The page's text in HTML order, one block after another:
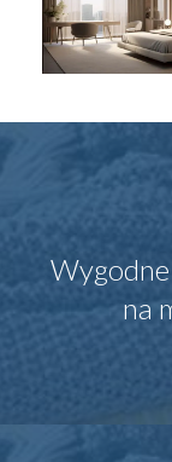
na